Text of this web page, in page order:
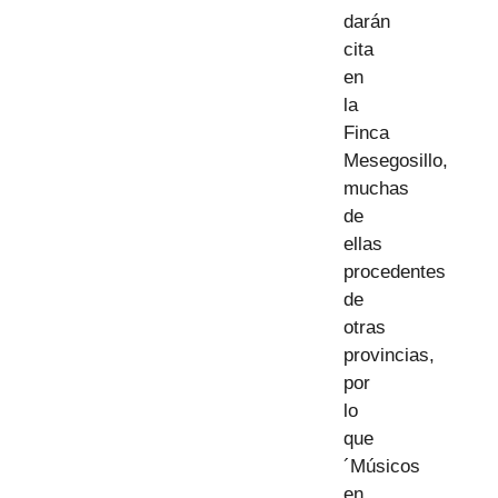
darán
cita
en
la
Finca
Mesegosillo,
muchas
de
ellas
procedentes
de
otras
provincias,
por
lo
que
´Músicos